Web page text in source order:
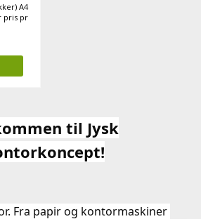
A4
pris pr
til Jysk
Fra papir og kontormaskiner